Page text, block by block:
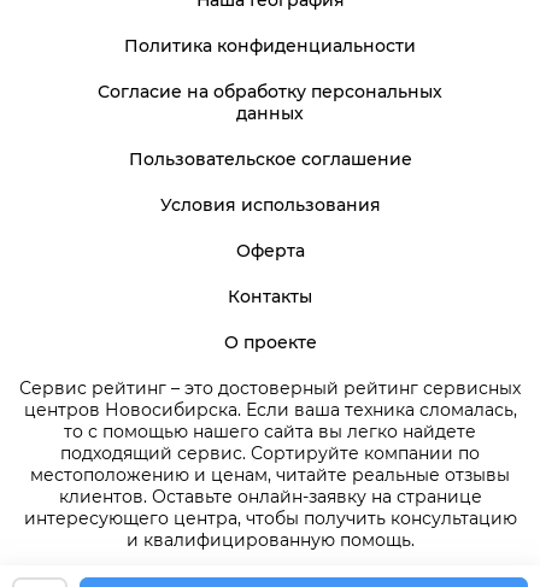
Сервис рейтинг – это достоверный рейтинг сервисных
центров Новосибирска. Если ваша техника сломалась,
то с помощью нашего сайта вы легко найдете
подходящий сервис. Сортируйте компании по
местоположению и ценам, читайте реальные отзывы
клиентов. Оставьте онлайн-заявку на странице
интересующего центра, чтобы получить консультацию
и квалифицированную помощь.
Политика конфиденциальности
Согласие на обработку персональных
данных
Пользовательское соглашение
Условия использования
Оферта
Контакты
О проекте